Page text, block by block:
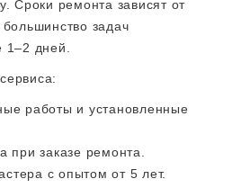
Сроки ремонта зависят от
задач
1–2 дней.
работы и установленные
при заказе ремонта.
с опытом от 5 лет.